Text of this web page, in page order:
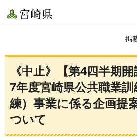
宮崎県
掲
《中止》【第4四半期
7年度宮崎県公共職業訓
練）事業に係る企画提
ついて